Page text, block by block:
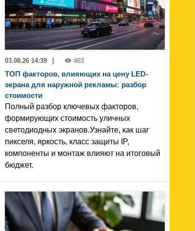
03.08.26 14:39 463
ТОП факторов, влияющих на цену LED-
экрана для наружной рекламы: разбор
стоимости
Полный разбор ключевых факторов,
формирующих стоимость уличных
светодиодных экранов.Узнайте, как шаг
пикселя, яркость, класс защиты IP,
компоненты и монтаж влияют на итоговый
бюджет.